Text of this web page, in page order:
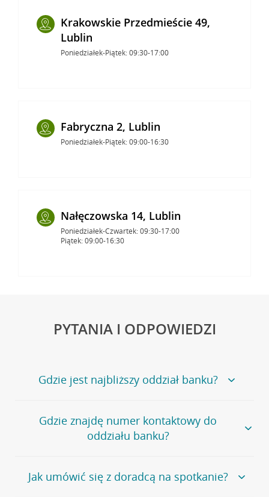
Krakowskie Przedmieście 49,
Lublin
Poniedziałek-Piątek: 09:30-17:00
Fabryczna 2, Lublin
Poniedziałek-Piątek: 09:00-16:30
Nałęczowska 14, Lublin
Poniedziałek-Czwartek: 09:30-17:00
Piątek: 09:00-16:30
PYTANIA I ODPOWIEDZI
Gdzie jest najbliższy oddział banku?
Jeśli szukasz oddziału naszego banku, zapraszamy na
stronęPlacówki i bankomaty, na której znajduje się
wygodna wyszukiwarka.
oddziałów
Gdzie znajdę numer kontaktowy do
oddziału banku?
Bank Credit Agricole nie udostępnia ogólnego numeru
telefonu do placówki bankowej.
Jak umówić się z doradcą na spotkanie?